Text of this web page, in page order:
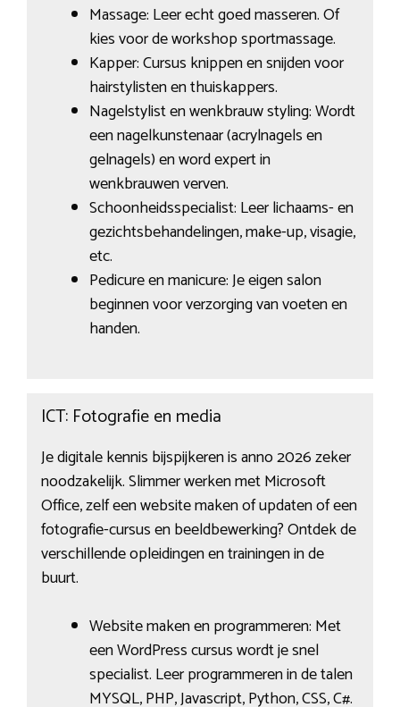
Massage: Leer echt goed masseren. Of
kies voor de workshop sportmassage.
Kapper: Cursus knippen en snijden voor
hairstylisten en thuiskappers.
Nagelstylist en wenkbrauw styling: Wordt
een nagelkunstenaar (acrylnagels en
gelnagels) en word expert in
wenkbrauwen verven.
Schoonheidsspecialist: Leer lichaams- en
gezichtsbehandelingen, make-up, visagie,
etc.
Pedicure en manicure: Je eigen salon
beginnen voor verzorging van voeten en
handen.
ICT: Fotografie en media
Je digitale kennis bijspijkeren is anno 2026 zeker
noodzakelijk. Slimmer werken met Microsoft
Office, zelf een website maken of updaten of een
fotografie-cursus en beeldbewerking? Ontdek de
verschillende opleidingen en trainingen in de
buurt.
Website maken en programmeren: Met
een WordPress cursus wordt je snel
specialist. Leer programmeren in de talen
MYSQL, PHP, Javascript, Python, CSS, C#.